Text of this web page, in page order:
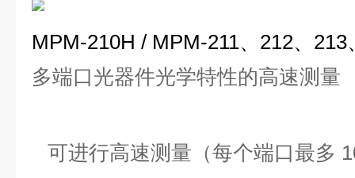
MPM-210H / MPM-211、212、213
多端口光器件光学特性的高速测量
可进行高速测量（每个端口最多